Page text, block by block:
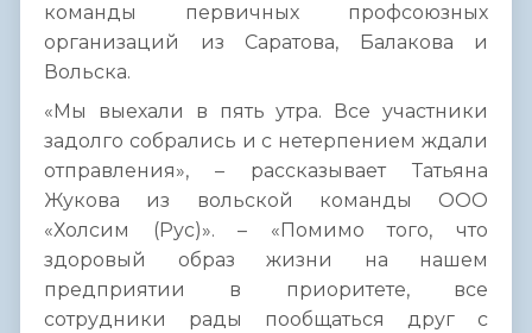
команды первичных профсоюзных
организаций из Саратова, Балакова и
Вольска.
«Мы выехали в пять утра. Все участники
задолго собрались и с нетерпением ждали
отправления», – рассказывает Татьяна
Жукова из вольской команды ООО
«Холсим (Рус)». – «Помимо того, что
здоровый образ жизни на нашем
предприятии в приоритете, все
сотрудники рады пообщаться друг с